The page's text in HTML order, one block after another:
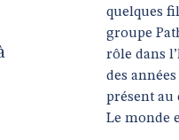
quelques
groupe
rôle dans
des
présent au
Le monde